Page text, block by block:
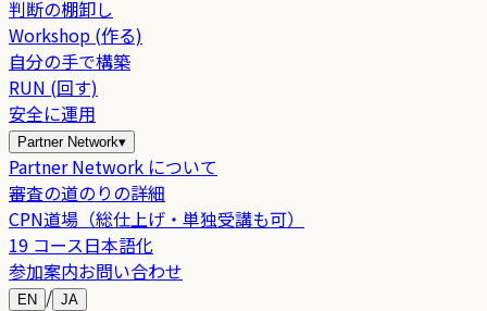
判断の棚卸し
Workshop (作る)
自分の手で構築
RUN (回す)
安全に運用
Partner Network▾
Partner Network について
審査の道のりの詳細
CPN道場（総仕上げ・単独受講も可）
19 コース日本語化
参加案内お問い合わせ
EN / JA